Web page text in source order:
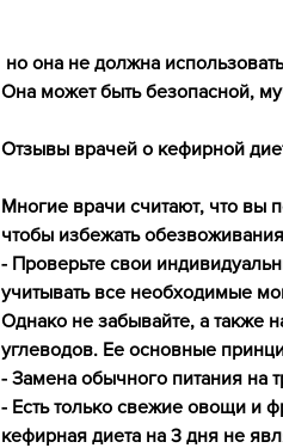
Она может быть безопасной,
Отзывы врачей о кефирной
Многие врачи считают, что вы
чтобы избежать
- Проверьте свои
учитывать все необходимые
Однако не забывайте, а также
углеводов. Ее основные
- Замена обычного питания на
- Есть только свежие овощи и
кефирная диета на 3 дня не